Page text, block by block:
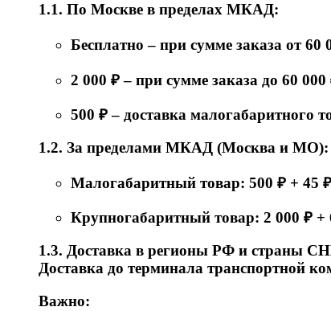
1.1. По Москве в пределах МКАД:
Бесплатно – при сумме заказа от 60
2 000 ₽ – при сумме заказа до 60 000
500 ₽ – доставка малогабаритного
1.2. За пределами МКАД (Москва и МО):
Малогабаритный товар: 500 ₽ +
Крупногабаритный товар: 2 000 ₽
1.3. Доставка в регионы РФ и страны
Доставка до терминала транспортной
Важно: